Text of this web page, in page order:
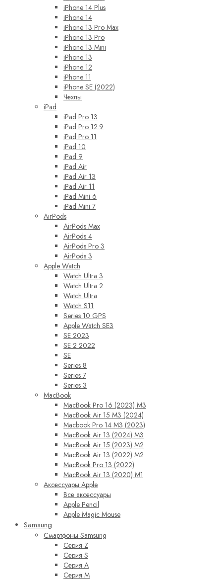
iPhone 14 Plus
iPhone 14
iPhone 13 Pro Max
iPhone 13 Pro
iPhone 13 Mini
iPhone 13
iPhone 12
iPhone 11
iPhone SE (2022)
Чехлы
iPad
iPad Pro 13
iPad Pro 12.9
iPad Pro 11
iPad 10
iPad 9
iPad Air
iPad Air 13
iPad Air 11
iPad Mini 6
iPad Mini 7
AirPods
AirPods Max
AirPods 4
AirPods Pro 3
AirPods 3
Apple Watch
Watch Ultra 3
Watch Ultra 2
Watch Ultra
Watch S11
Series 10 GPS
Apple Watch SE3
SE 2023
SE 2 2022
SE
Series 8
Series 7
Series 3
MacBook
MacBook Pro 16 (2023) M3
MacBook Air 15 M3 (2024)
Macbook Pro 14 M3 (2023)
MacBook Air 13 (2024) M3
MacBook Air 15 (2023) M2
MacBook Air 13 (2022) M2
MacBook Pro 13 (2022)
MacBook Air 13 (2020) M1
Аксессуары Apple
Все аксессуары
Apple Pencil
Apple Magic Mouse
Samsung
Смартфоны Samsung
Серия Z
Серия S
Серия A
Серия M